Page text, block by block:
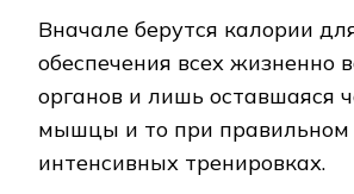
Вначале берутся калории
обеспечения всех жизненно
органов и лишь оставшаяся
мышцы и то при правильном
интенсивных тренировках.